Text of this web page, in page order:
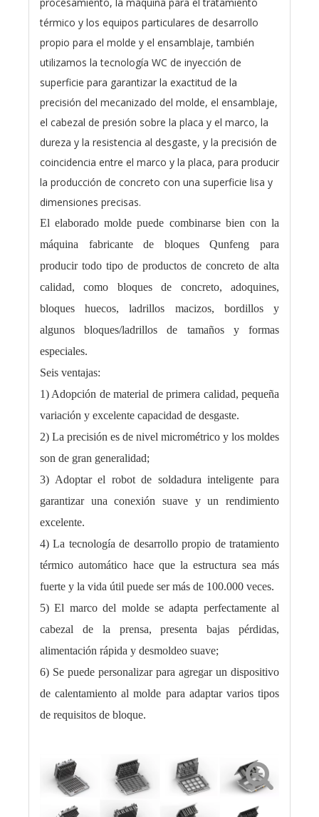
térmico y los equipos particulares de desarrollo
propio para el molde y el ensamblaje, también
utilizamos la tecnología WC de inyección de
superficie para garantizar la exactitud de la
precisión del mecanizado del molde, el ensamblaje,
el cabezal de presión sobre la placa y el marco, la
dureza y la resistencia al desgaste, y la precisión de
coincidencia entre el marco y la placa, para producir
la producción de concreto con una superficie lisa y
dimensiones precisas.
El elaborado molde puede combinarse bien con la
máquina fabricante de bloques Qunfeng para
producir todo tipo de productos de concreto de alta
calidad, como bloques de concreto, adoquines,
bloques huecos, ladrillos macizos, bordillos y
algunos bloques/ladrillos de tamaños y formas
especiales.
Seis ventajas:
1) Adopción de material de primera calidad, pequeña
variación y excelente capacidad de desgaste.
2) La precisión es de nivel micrométrico y los moldes
son de gran generalidad;
3) Adoptar el robot de soldadura inteligente para
garantizar una conexión suave y un rendimiento
excelente.
4) La tecnología de desarrollo propio de tratamiento
térmico automático hace que la estructura sea más
fuerte y la vida útil puede ser más de 100.000 veces.
5) El marco del molde se adapta perfectamente al
cabezal de la prensa, presenta bajas pérdidas,
alimentación rápida y desmoldeo suave;
6) Se puede personalizar para agregar un dispositivo
de calentamiento al molde para adaptar varios tipos
de requisitos de bloque.